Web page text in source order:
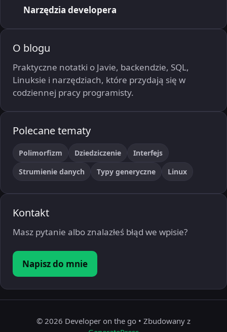
Narzędzia developera
O blogu
Praktyczne notatki o Javie, backendzie, SQL,
Linuksie i narzędziach, które przydają się w
codziennej pracy programisty.
Polecane tematy
Polimorfizm Dziedziczenie
Interfejs
Strumienie danych
Typy generyczne Linux
Kontakt
Masz pytanie albo znalazłeś błąd we wpisie?
Napisz do mnie
© 2026 Developer on the go • Zbudowany z